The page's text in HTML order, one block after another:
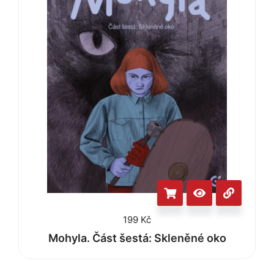
199 Kč
Mohyla. Část šestá: Skleněné oko